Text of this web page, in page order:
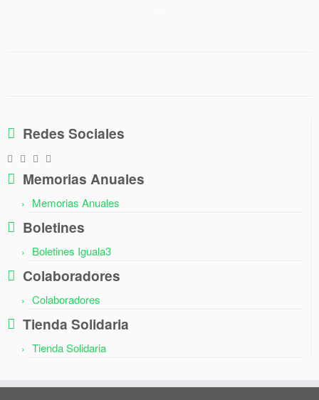
Redes Sociales
Memorias Anuales
Memorias Anuales
Boletines
Boletines Iguala3
Colaboradores
Colaboradores
Tienda Solidaria
Tienda Solidaria